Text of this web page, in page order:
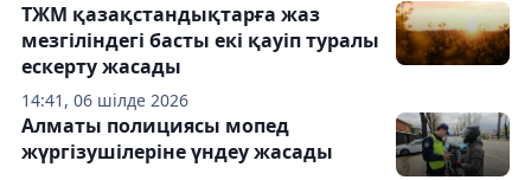
14:41, 06 шілде 2026
ТЖМ қазақстандықтарға жаз
мезгіліндегі басты екі қауіп туралы
ескерту жасады
Алматы полициясы мопед
жүргізушілеріне үндеу жасады